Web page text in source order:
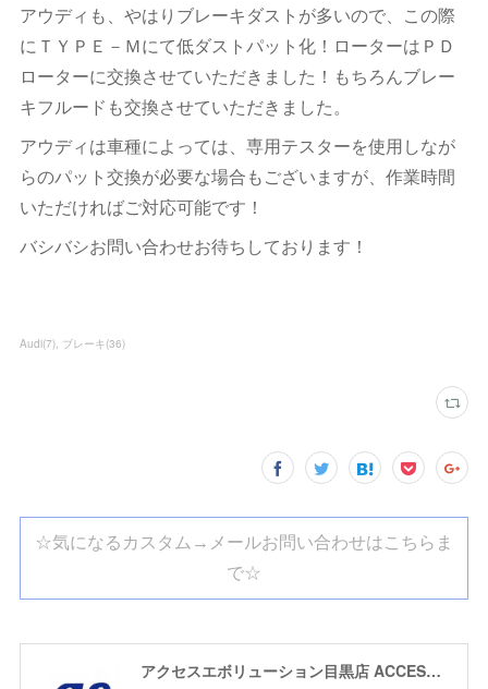
アウディも、やはりブレーキダストが多いので、この際
にＴＹＰＥ－Ｍにて低ダストパット化！ローターはＰＤ
ローターに交換させていただきました！もちろんブレー
キフルードも交換させていただきました。
アウディは車種によっては、専用テスターを使用しなが
らのパット交換が必要な場合もございますが、作業時間
いただければご対応可能です！
バシバシお問い合わせお待ちしております！
Audi(7) ブレーキ(36)
☆気になるカスタム→メールお問い合わせはこちらま
で☆
アクセスエボリューション目黒店 ACCESS EVOLUTION MEGURO